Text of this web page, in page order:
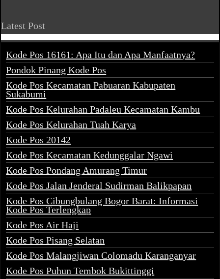
Latest Post
Kode Pos 16161: Apa Itu dan Apa Manfaatnya?
Pondok Pinang Kode Pos
Kode Pos Kecamatan Pabuaran Kabupaten
Sukabumi
Kode Pos Kelurahan Padaleu Kecamatan Kambu
Kode Pos Kelurahan Tuah Karya
Kode Pos 20142
Kode Pos Kecamatan Kedunggalar Ngawi
Kode Pos Pondang Amurang Timur
Kode Pos Jalan Jenderal Sudirman Balikpapan
Kode Pos Cibungbulang Bogor Barat: Informasi
Kode Pos Terlengkap
Kode Pos Air Haji
Kode Pos Pisang Selatan
Kode Pos Malangjiwan Colomadu Karanganyar
Kode Pos Puhun Tembok Bukittinggi